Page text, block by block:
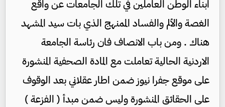
ابناء الوطن العاملين في تلك الجامعات عن واقع
الغصة والألم والفساد الممنهج الذي بات سيد المشهد
هناك . ومن باب الانصاف فان رئاسة الجامعة
الاردنية الحالية تعاملت مع المادة الصحفية المنشورة
على موقع جفرا نيوز ضمن اطار عقلاني بعد الوقوف
على الحقائق المنشورة وليس ضمن مبدأ ( الفزعة )